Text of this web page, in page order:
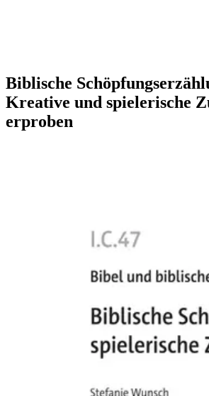
Biblische
Kreative und spielerische
erproben